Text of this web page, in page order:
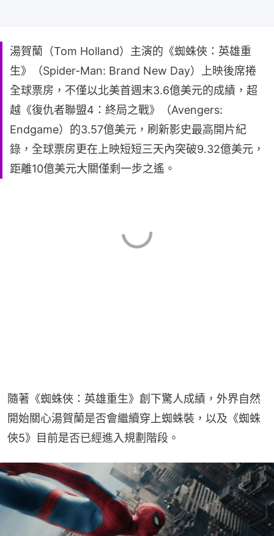
湯賀蘭（Tom Holland）主演的《蜘蛛俠：英雄重
生》（Spider-Man: Brand New Day）上映後席捲
全球票房，不僅以北美首週末3.6億美元的成績，超
越《復仇者聯盟4：終局之戰》（Avengers:
Endgame）的3.57億美元，刷新影史最高開片紀
錄，全球票房更在上映短短三天內突破9.32億美元，
距離10億美元大關僅剩一步之遙。
隨著《蜘蛛俠：英雄重生》創下驚人成績，外界自然
開始關心湯賀蘭是否會繼續穿上蜘蛛裝，以及《蜘蛛
俠5》目前是否已經進入規劃階段。